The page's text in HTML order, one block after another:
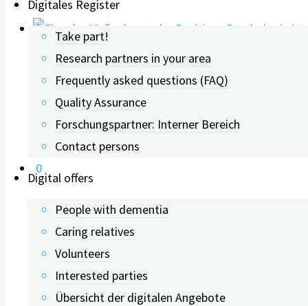
Digitales Register
Take part!
Research partners in your area
Frequently asked questions (FAQ)
Quality Assurance
Forschungspartner: Interner Bereich
Contact persons
Digital offers
People with dementia
Caring relatives
Volunteers
Interested parties
Übersicht der digitalen Angebote
Health protection through
26.01.2023
0
Lower quality of life despite
19.06.2024